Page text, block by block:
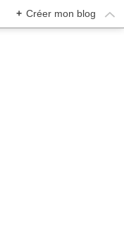
+ Créer mon blog